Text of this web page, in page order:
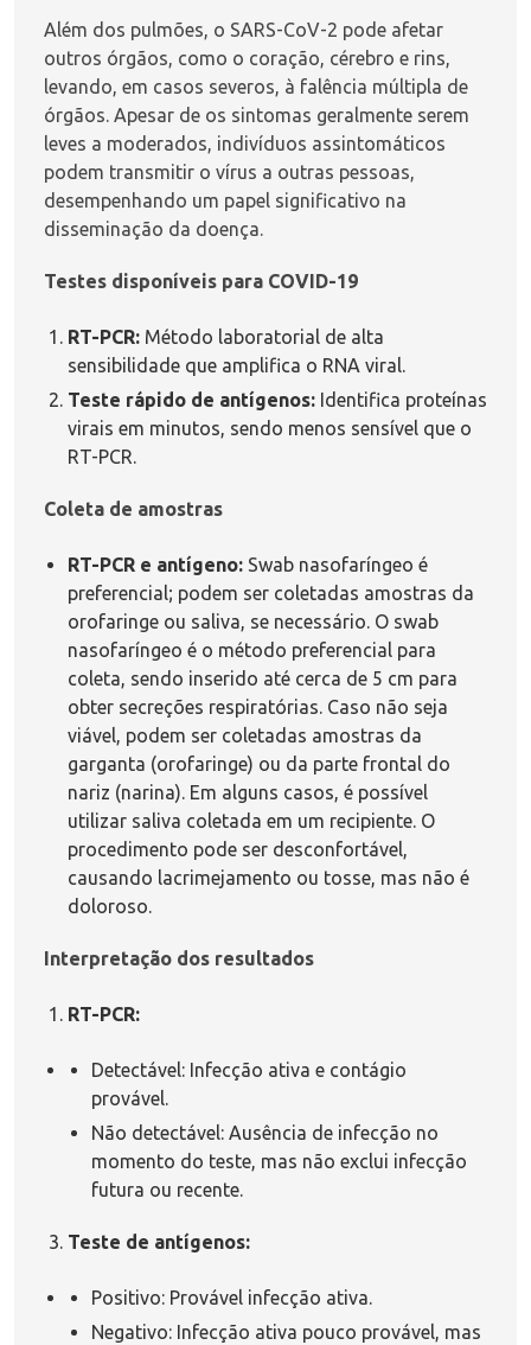
Além dos pulmões, o SARS-CoV-2 pode afetar
outros órgãos, como o coração, cérebro e rins,
levando, em casos severos, à falência múltipla de
órgãos. Apesar de os sintomas geralmente serem
leves a moderados, indivíduos assintomáticos
podem transmitir o vírus a outras pessoas,
desempenhando um papel significativo na
disseminação da doença.
Testes disponíveis para COVID-19
RT-PCR: Método laboratorial de alta
sensibilidade que amplifica o RNA viral.
Teste rápido de antígenos: Identifica proteínas
virais em minutos, sendo menos sensível que o
RT-PCR.
Coleta de amostras
RT-PCR e antígeno: Swab nasofaríngeo é
preferencial; podem ser coletadas amostras da
orofaringe ou saliva, se necessário. O swab
nasofaríngeo é o método preferencial para
coleta, sendo inserido até cerca de 5 cm para
obter secreções respiratórias. Caso não seja
viável, podem ser coletadas amostras da
garganta (orofaringe) ou da parte frontal do
nariz (narina). Em alguns casos, é possível
utilizar saliva coletada em um recipiente. O
procedimento pode ser desconfortável,
causando lacrimejamento ou tosse, mas não é
doloroso.
Interpretação dos resultados
RT-PCR:
Detectável: Infecção ativa e contágio
provável.
Não detectável: Ausência de infecção no
momento do teste, mas não exclui infecção
futura ou recente.
Teste de antígenos:
Positivo: Provável infecção ativa.
Negativo: Infecção ativa pouco provável, mas